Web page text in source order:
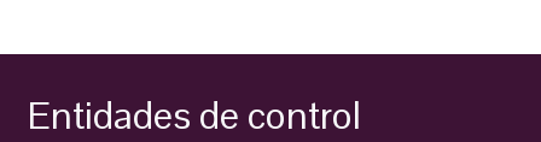
Entidades de control